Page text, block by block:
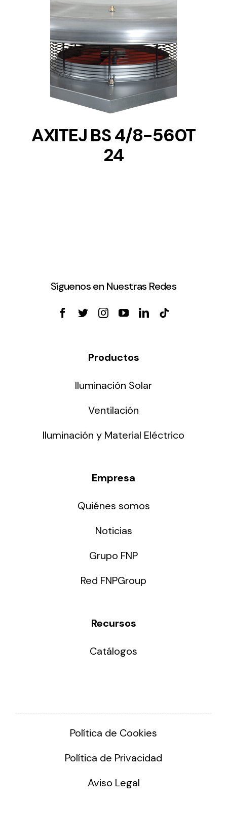
DETAILS
AXITEJ BS 4/8-560T
24
Síguenos en Nuestras Redes
Productos
Iluminación Solar
Ventilación
Iluminación y Material Eléctrico
Empresa
Quiénes somos
Noticias
Grupo FNP
Red FNPGroup
Recursos
Catálogos
Política de Cookies
Política de Privacidad
Aviso Legal